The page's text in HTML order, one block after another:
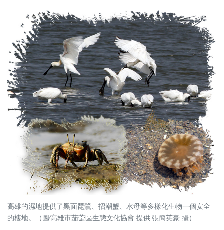
高雄的濕地提供了黑面琵鷺、招潮蟹、水母等多樣化生物一個安全
的棲地。（圖∕高雄市茄萣區生態文化協會 提供‧張簡英豪 攝）